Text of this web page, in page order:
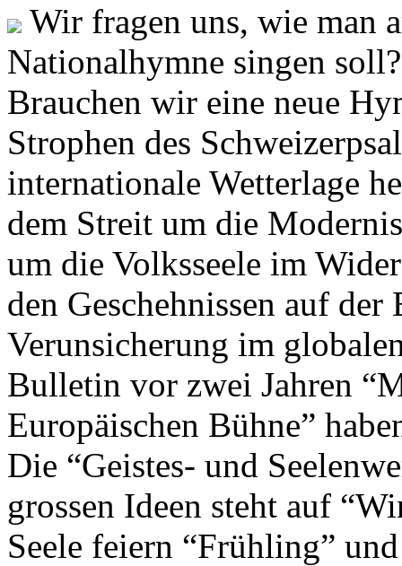
Wir fragen uns, wie man
Nationalhymne singen
Brauchen wir eine neue
Strophen des
internationale Wetterlage
dem Streit um die
um die Volksseele im
den Geschehnissen auf
Verunsicherung im
Bulletin vor zwei Jahren
Europäischen Bühne”
Die “Geistes- und
grossen Ideen steht auf
Seele feiern “Frühling”